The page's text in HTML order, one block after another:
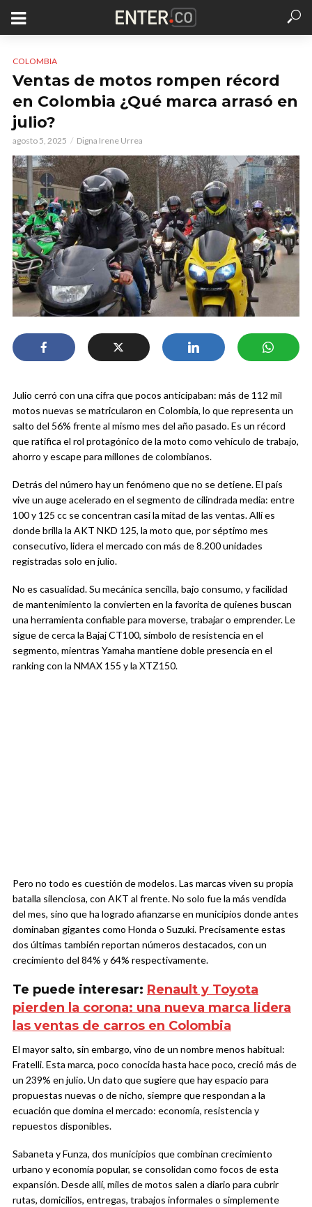
COLOMBIA
Ventas de motos rompen récord
en Colombia ¿Qué marca arrasó en
julio?
agosto 5, 2025 Digna Irene Urrea
Julio cerró con una cifra que pocos anticipaban: más de 112 mil
motos nuevas se matricularon en Colombia, lo que representa un
salto del 56% frente al mismo mes del año pasado. Es un récord
que ratifica el rol protagónico de la moto como vehículo de trabajo,
ahorro y escape para millones de colombianos.
Detrás del número hay un fenómeno que no se detiene. El país
vive un auge acelerado en el segmento de cilindrada media: entre
100 y 125 cc se concentran casi la mitad de las ventas. Allí es
donde brilla la AKT NKD 125, la moto que, por séptimo mes
consecutivo, lidera el mercado con más de 8.200 unidades
registradas solo en julio.
No es casualidad. Su mecánica sencilla, bajo consumo, y facilidad
de mantenimiento la convierten en la favorita de quienes buscan
una herramienta confiable para moverse, trabajar o emprender. Le
sigue de cerca la Bajaj CT100, símbolo de resistencia en el
segmento, mientras Yamaha mantiene doble presencia en el
ranking con la NMAX 155 y la XTZ150.
Pero no todo es cuestión de modelos. Las marcas viven su propia
batalla silenciosa, con AKT al frente. No solo fue la más vendida
del mes, sino que ha logrado afianzarse en municipios donde antes
dominaban gigantes como Honda o Suzuki. Precisamente estas
dos últimas también reportan números destacados, con un
crecimiento del 84% y 64% respectivamente.
Te puede interesar: Renault y Toyota
pierden la corona: una nueva marca lidera
las ventas de carros en Colombia
El mayor salto, sin embargo, vino de un nombre menos habitual:
Fratelli. Esta marca, poco conocida hasta hace poco, creció más de
un 239% en julio. Un dato que sugiere que hay espacio para
propuestas nuevas o de nicho, siempre que respondan a la
ecuación que domina el mercado: economía, resistencia y
repuestos disponibles.
Sabaneta y Funza, dos municipios que combinan crecimiento
urbano y economía popular, se consolidan como focos de esta
expansión. Desde allí, miles de motos salen a diario para cubrir
rutas, domicilios, entregas, trabajos informales o simplemente